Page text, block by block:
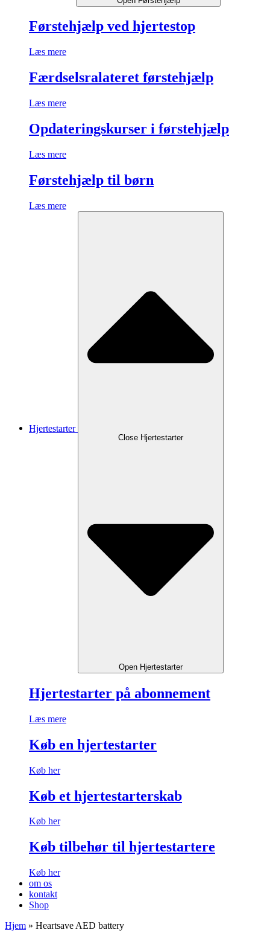
Førstehjælp ved hjertestop
Læs mere
Færdselsralateret førstehjælp
Læs mere
Opdateringskurser i førstehjælp
Læs mere
Førstehjælp til børn
Læs mere
Hjertestarter
Close Hjertestarter
Open Hjertestarter
Hjertestarter på abonnement
Læs mere
Køb en hjertestarter
Køb her
Køb et hjertestarterskab
Køb her
Køb tilbehør til hjertestartere
Køb her
om os
kontakt
Shop
Hjem » Heartsave AED battery